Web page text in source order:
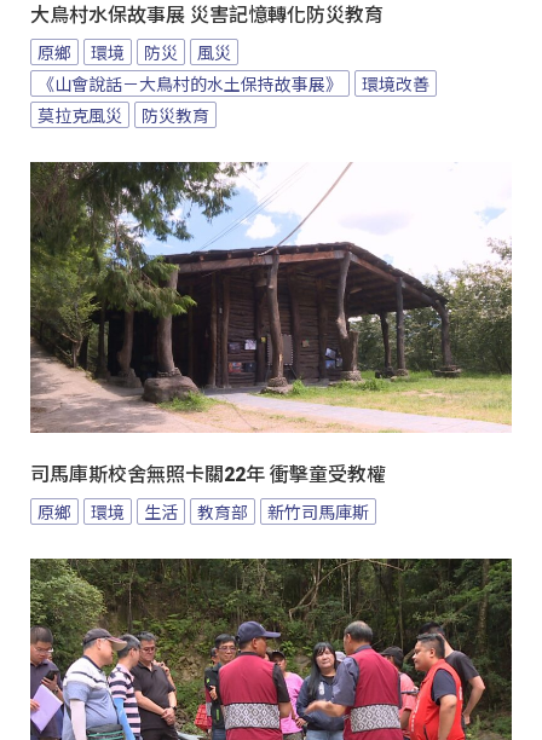
大鳥村水保故事展 災害記憶轉化防災教育
原鄉 環境 防災
風災
《山會說話－大鳥村的水土保持故事展》
環境改善
莫拉克風災
防災教育
司馬庫斯校舍無照卡關22年 衝擊童受教權
原鄉 環境 生活 教育部 新竹司馬庫斯